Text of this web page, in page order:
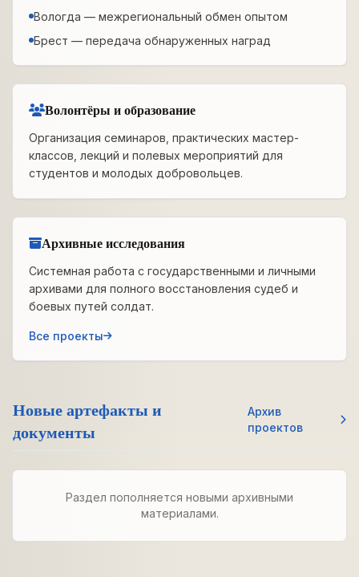
Вологда — межрегиональный обмен опытом
Брест — передача обнаруженных наград
Волонтёры и образование
Организация семинаров, практических мастер-
классов, лекций и полевых мероприятий для
студентов и молодых добровольцев.
Архивные исследования
Системная работа с государственными и личными
архивами для полного восстановления судеб и
боевых путей солдат.
Все проекты
Новые артефакты и
документы
Архив
проектов
Раздел пополняется новыми архивными
материалами.